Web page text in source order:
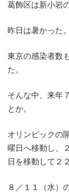
葛飾区は新小岩
昨日は暑かった。
東京の感染者数
た。
そんな中、来年
とか。
オリンピックの
曜日へ移動し、
日を移動して２
８／１１（水）